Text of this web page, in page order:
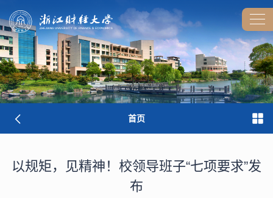
首页
以规矩，见精神！校领导班子“七项要求”发
布